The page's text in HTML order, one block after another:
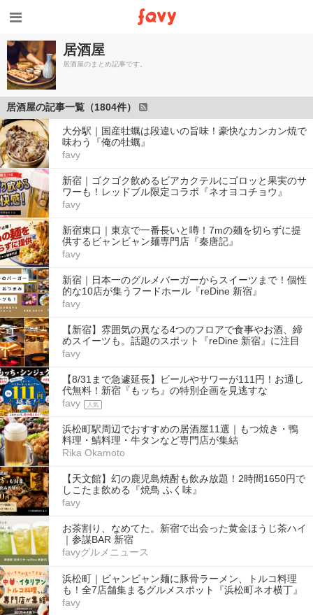
居酒屋
居酒屋のまとめ記事です。
居酒屋の記事一覧（1804件）
大分駅｜国産牡蠣は段違いの旨味！豪快なカンカン焼で
味わう『俺の牡蠣』
favy
新宿｜ゴクゴク飲めるビアカクテルにゴロッと果実のサ
ワーも！レッドブル限定コラボ『ネオヨコチョウ』
favy
新宿東口｜東京で一番長いと噂！7mの麺を切らずに提
供するビャンビャン麺専門店『秦唐記』
favy
新宿｜日本一のグルメバーガーからスイーツまで！個性
的な10店が集うフードホール『reDine 新宿』
favy
【新宿】雰囲気の異なる4つのフロアで食事やお酒、締
めスイーツも。話題のスポット『reDine 新宿』に注目
favy
【8/31まで急遽延長】ビールやサワーが111円！お通し
代無料！新宿『もッち』の特別企画を見逃すな
favy
人気
浜松町駅周辺でおすすめの居酒屋11選｜もつ焼き・鴨
料理・鯖料理・牛タンなど専門店が集結
Rika Okamoto
【天文館】幻の鹿児島焼酎も飲み放題！2時間1650円で
しこたま飲める『焼鳥 ふく味』
favy
お茶割り、なめてた。新宿で出会った黄金ほうじ茶ハイ
｜参謀BAR 新宿
favyグルメニュース
浜松町｜ビャンビャン麺に豚骨ラーメン、トルコ料理
も！全7店舗集まるグルメスポット『浜松町ネオ横丁』
favy